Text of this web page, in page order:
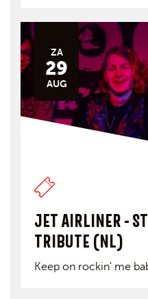
ZA
29
AUG
JET AIRLINER -
TRIBUTE (NL)
Keep on rockin' me